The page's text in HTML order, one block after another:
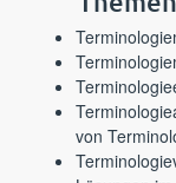
von